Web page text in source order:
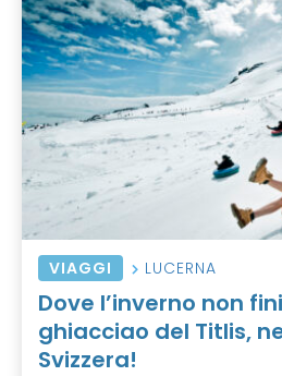
VIAGGI LUCERNA
Dove l’inverno non
ghiacciao del Titlis,
Svizzera!